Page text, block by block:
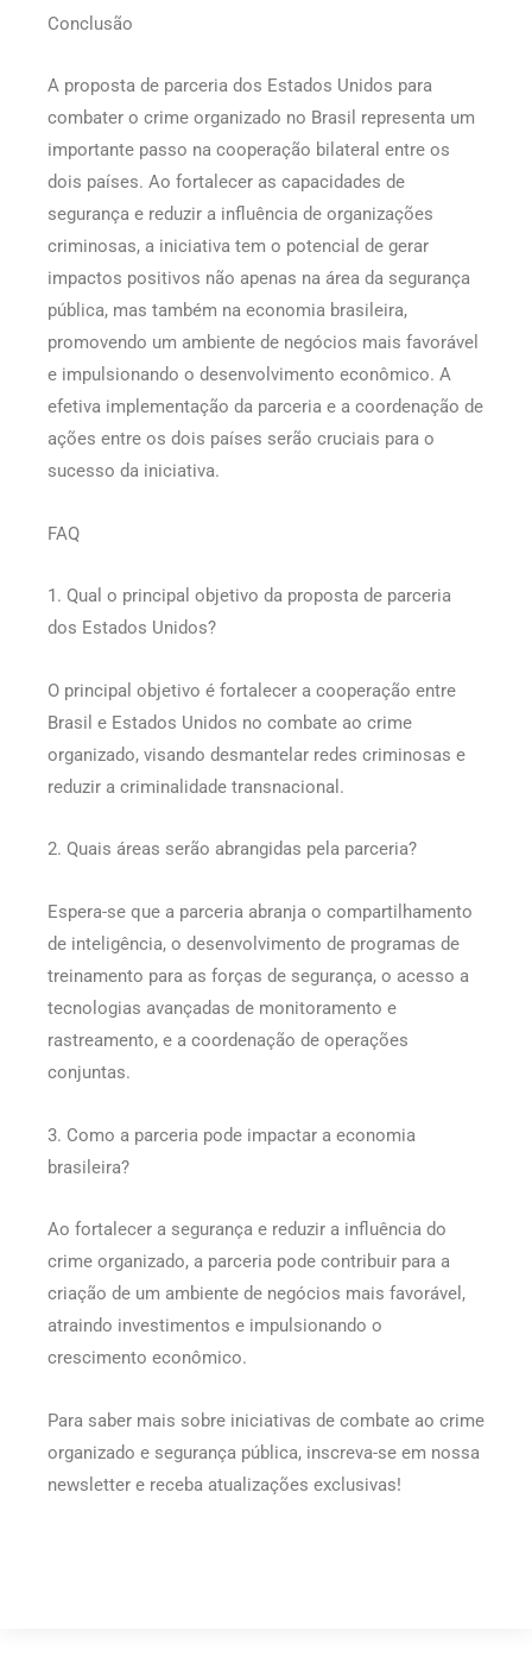
Conclusão
A proposta de parceria dos Estados Unidos para
combater o crime organizado no Brasil representa um
importante passo na cooperação bilateral entre os
dois países. Ao fortalecer as capacidades de
segurança e reduzir a influência de organizações
criminosas, a iniciativa tem o potencial de gerar
impactos positivos não apenas na área da segurança
pública, mas também na economia brasileira,
promovendo um ambiente de negócios mais favorável
e impulsionando o desenvolvimento econômico. A
efetiva implementação da parceria e a coordenação de
ações entre os dois países serão cruciais para o
sucesso da iniciativa.
FAQ
1. Qual o principal objetivo da proposta de parceria
dos Estados Unidos?
O principal objetivo é fortalecer a cooperação entre
Brasil e Estados Unidos no combate ao crime
organizado, visando desmantelar redes criminosas e
reduzir a criminalidade transnacional.
2. Quais áreas serão abrangidas pela parceria?
Espera-se que a parceria abranja o compartilhamento
de inteligência, o desenvolvimento de programas de
treinamento para as forças de segurança, o acesso a
tecnologias avançadas de monitoramento e
rastreamento, e a coordenação de operações
conjuntas.
3. Como a parceria pode impactar a economia
brasileira?
Ao fortalecer a segurança e reduzir a influência do
crime organizado, a parceria pode contribuir para a
criação de um ambiente de negócios mais favorável,
atraindo investimentos e impulsionando o
crescimento econômico.
Para saber mais sobre iniciativas de combate ao crime
organizado e segurança pública, inscreva-se em nossa
newsletter e receba atualizações exclusivas!